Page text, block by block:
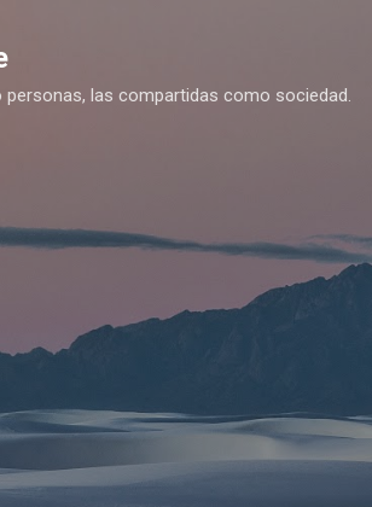
las compartidas como sociedad.